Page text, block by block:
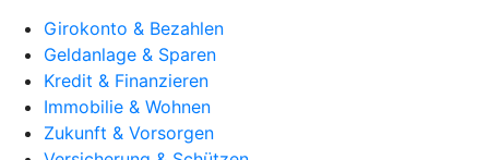
Girokonto & Bezahlen
Geldanlage & Sparen
Kredit & Finanzieren
Immobilie & Wohnen
Zukunft & Vorsorgen